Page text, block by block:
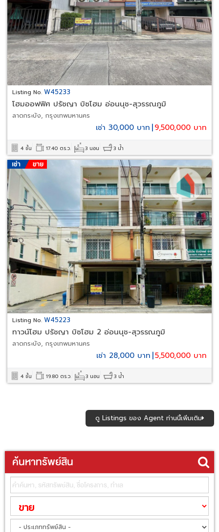
Listing No. W45233
โฮมออฟฟิศ ปรัชญา บิซโฮม อ่อนนุช-สุวรรณภูมิ
ลาดกระบัง, กรุงเทพมหานคร
9,500,000 บาท
|
เช่า 30,000 บาท
4 ชั้น 17.40 ตร.ว. 3 นอน 3 น้ำ
Listing No. W45223
ทาวน์โฮม ปรัชญา บิซโฮม 2 อ่อนนุช-สุวรรณภูมิ
ลาดกระบัง, กรุงเทพมหานคร
5,500,000 บาท
|
เช่า 28,000 บาท
4 ชั้น 19.80 ตร.ว. 3 นอน 3 น้ำ
ดู Listings ของ Agent ท่านนี้เพิ่มเติม
ค้นหาทรัพย์สิน